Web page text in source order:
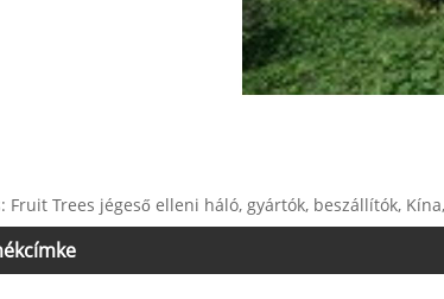
Fruit Trees jégeső elleni háló, gyártók, beszállítók,